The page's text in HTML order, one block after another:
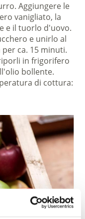
Aggiungere le
vanigliato, la
e il tuorlo d'uovo.
e unirlo al
ca. 15 minuti.
in frigorifero
bollente.
di cottura: